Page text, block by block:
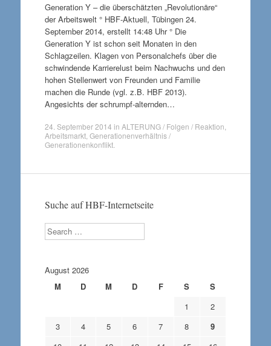
Generation Y – die überschätzten „Revolutionäre“
der Arbeitswelt ° HBF-Aktuell, Tübingen 24.
September 2014, erstellt 14:48 Uhr ° Die
Generation Y ist schon seit Monaten in den
Schlagzeilen. Klagen von Personalchefs über die
schwindende Karrierelust beim Nachwuchs und den
hohen Stellenwert von Freunden und Familie
machen die Runde (vgl. z.B. HBF 2013).
Angesichts der schrumpf-alternden…
24. September 2014 in ALTERUNG / Folgen / Reaktion
Arbeitsmarkt, Generationenverhältnis /
Generationenkonflikt.
Suche auf HBF-Internetseite
Search
August 2026
M
D M D F S
S
1
2
3
4 5 6 7 8
9